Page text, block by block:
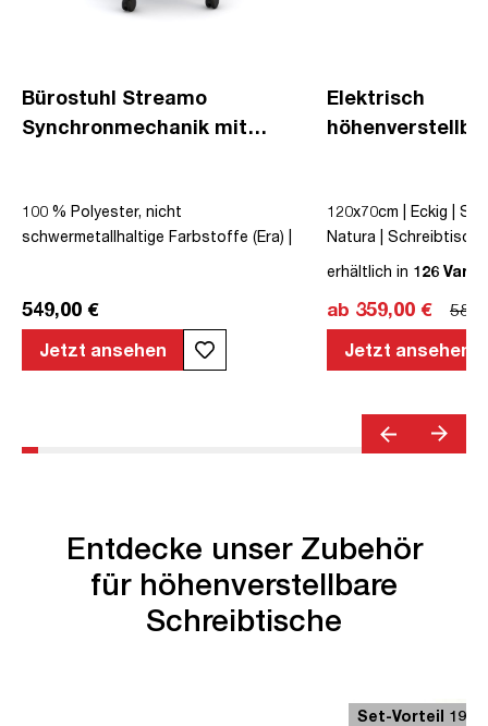
Bürostuhl Streamo
Synchronmechanik mit
100 % Polyester, nicht
schwermetallhaltige Farbstoffe (Era) |
Höhenverstellbar | Verstellbare
Armlehnen | Verstellbare Rückenlehne |
Belastbar bis 120kg | Textil | Schwarz |
549,00 €
Jetzt ansehen
Elektrisch
120x70cm | Eckig |
Natura | Schreibtisch |
höhenverstellbar |
Kindersicherung |
Eiche Natura | 5 Jahre
mobiles Arbeiten | bis
Steckertyp C
erhältlich in 126
ab 359,00 €
Jetzt ansehen
Entdecke unser Zubehör
für höhenverstellbare
Schreibtische
Set-Vorteil 19 €